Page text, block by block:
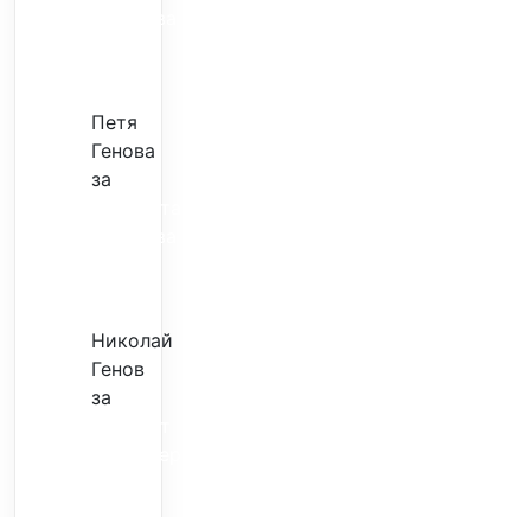
Петя
Генова
за
Николай
Генов
за